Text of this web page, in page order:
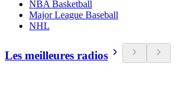
NBA Basketball
Major League Baseball
NHL
Les meilleures radios